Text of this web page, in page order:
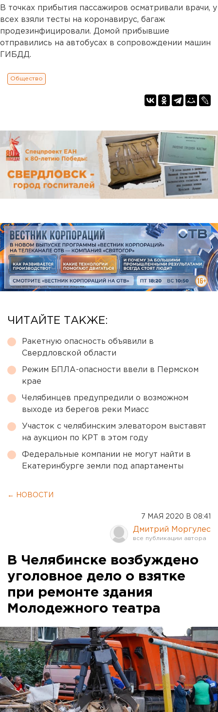
В точках прибытия пассажиров осматривали врачи, у
всех взяли тесты на коронавирус, багаж
продезинфицировали. Домой прибывшие
отправились на автобусах в сопровождении машин
ГИБДД.
Общество
ЧИТАЙТЕ ТАКЖЕ:
Ракетную опасность объявили в
Свердловской области
Режим БПЛА-опасности ввели в Пермском
крае
Челябинцев предупредили о возможном
выходе из берегов реки Миасс
Участок с челябинским элеватором выставят
на аукцион по КРТ в этом году
Федеральные компании не могут найти в
Екатеринбурге земли под апартаменты
← НОВОСТИ
7 МАЯ 2020 В 08:41
Дмитрий Моргулес
В Челябинске возбуждено
уголовное дело о взятке
при ремонте здания
Молодежного театра